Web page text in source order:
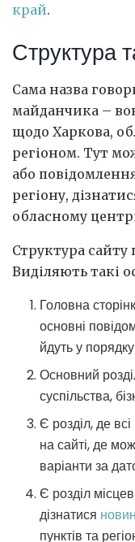
край.
Структура
Сама назва
майданчика –
щодо Харкова,
регіоном. Тут
або
регіону,
обласному
Структура сайту
Виділяють такі
Головна
основні
йдуть у
Основний
суспільства,
Є розділ, де
на сайті, де
варіанти за
Є розділ
дізнатися
пунктів та